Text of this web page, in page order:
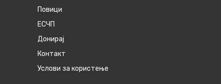
Повици
ЕСЧП
Донирај
Контакт
Услови за користење